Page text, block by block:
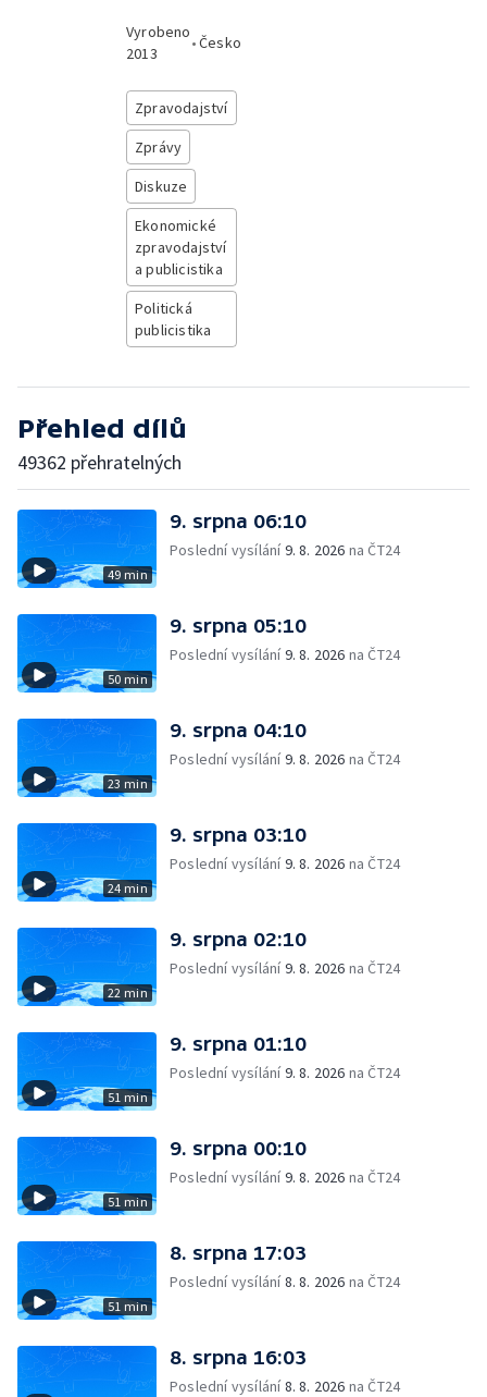
Vyrobeno
2013
•Česko
Zpravodajství
Zprávy
Diskuze
Ekonomické
zpravodajství
a publicistika
Politická
publicistika
Přehled dílů
49362 přehratelných
49 min
9. srpna 06:10
Poslední vysílání9. 8. 2026 na ČT24
50 min
9. srpna 05:10
Poslední vysílání9. 8. 2026 na ČT24
23 min
9. srpna 04:10
Poslední vysílání9. 8. 2026 na ČT24
24 min
9. srpna 03:10
Poslední vysílání9. 8. 2026 na ČT24
22 min
9. srpna 02:10
Poslední vysílání9. 8. 2026 na ČT24
51 min
9. srpna 01:10
Poslední vysílání9. 8. 2026 na ČT24
51 min
9. srpna 00:10
Poslední vysílání9. 8. 2026 na ČT24
51 min
8. srpna 17:03
Poslední vysílání8. 8. 2026 na ČT24
8. srpna 16:03
Poslední vysílání8. 8. 2026 na ČT24